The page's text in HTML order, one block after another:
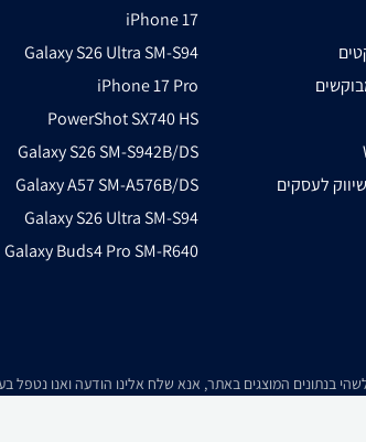
iPhone 17
Galaxy S26 Ultra SM-S94
iPhone 17 Pro
PowerShot SX740 HS
Galaxy S26 SM-S942B/DS
Galaxy A57 SM-A576B/DS
Galaxy S26 Ultra SM-S94
Galaxy Buds4 Pro SM-R640
או תוכן כלשהו בו אתם בעלי זכויות יוצרים, אתם רשאים